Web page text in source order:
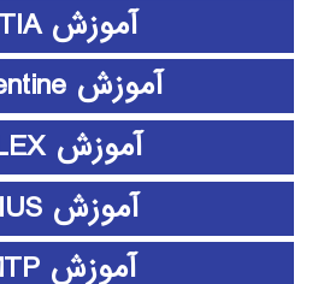
آموزش CATIA
آموزش clementine
آموزش CPLEX
آموزش EDIUS
آموزش EMTP